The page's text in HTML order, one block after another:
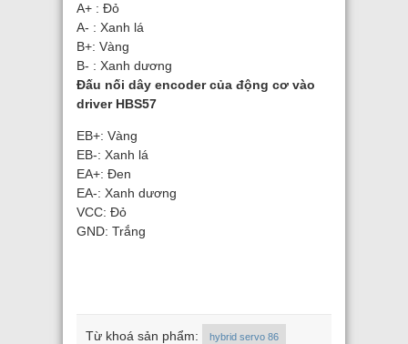
A+ : Đỏ
A- : Xanh lá
B+: Vàng
B- : Xanh dương
Đấu nối dây encoder của động cơ vào
driver HBS57
EB+: Vàng
EB-: Xanh lá
EA+: Đen
EA-: Xanh dương
VCC: Đỏ
GND: Trắng
Từ khoá sản phẩm: hybrid servo 86